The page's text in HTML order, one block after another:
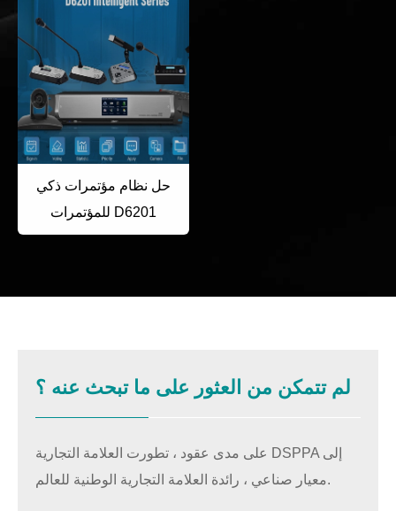
حل نظام مؤتمرات ذكي
للمؤتمرات D6201
لم تتمكن من العثور على ما تبحث عنه ؟
على مدى عقود ، تطورت العلامة التجارية DSPPA إلى
معيار صناعي ، رائدة العلامة التجارية الوطنية للعالم.